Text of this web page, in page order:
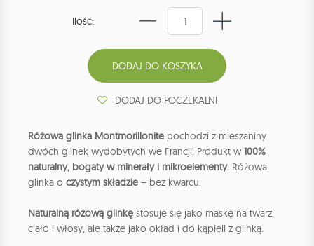
Ilość:
DODAJ DO POCZEKALNI
Różowa glinka Montmorillonite pochodzi z mieszaniny
dwóch glinek wydobytych we Francji. Produkt w100%
naturalny, bogaty w minerały i mikroelementy. Różowa
glinka o czystym składzie – bez kwarcu.
Naturalną różową glinkę stosuje się jako maskę na twarz,
ciało i włosy, ale także jako okład i do kąpieli z glinką.